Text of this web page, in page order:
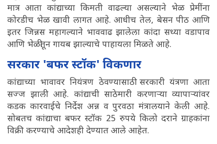
मात्र आता कांद्याच्या किमती वाढल्या असल्याने भेळ प्रेमींना
कोरडीच भेळ खावी लागत आहे. आधीच तेल, बेसन पीठ आणि
इतर जिन्नस महागल्याने भाववाढ झालेला कांदा सध्या वडापाव
आणि भेळीतून गायब झाल्याचे पाहायला मिळते आहे.
सरकार 'बफर स्टॉक' विकणार
कांद्याच्या भावावर नियंत्रण ठेवण्यासाठी सरकारी यंत्रणा आता
सज्ज झाली आहे. कांद्याची साठेमारी करणाऱ्या व्यापाऱ्यांवर
कडक कारवाईचे निर्देश अन्न व पुरवठा मंत्रालयाने केली आहे.
सोबतच कांद्याचा बफर स्टॉक 25 रुपये किलो दराने ग्राहकांना
विक्री करण्याचे आदेशही देण्यात आले आहेत.